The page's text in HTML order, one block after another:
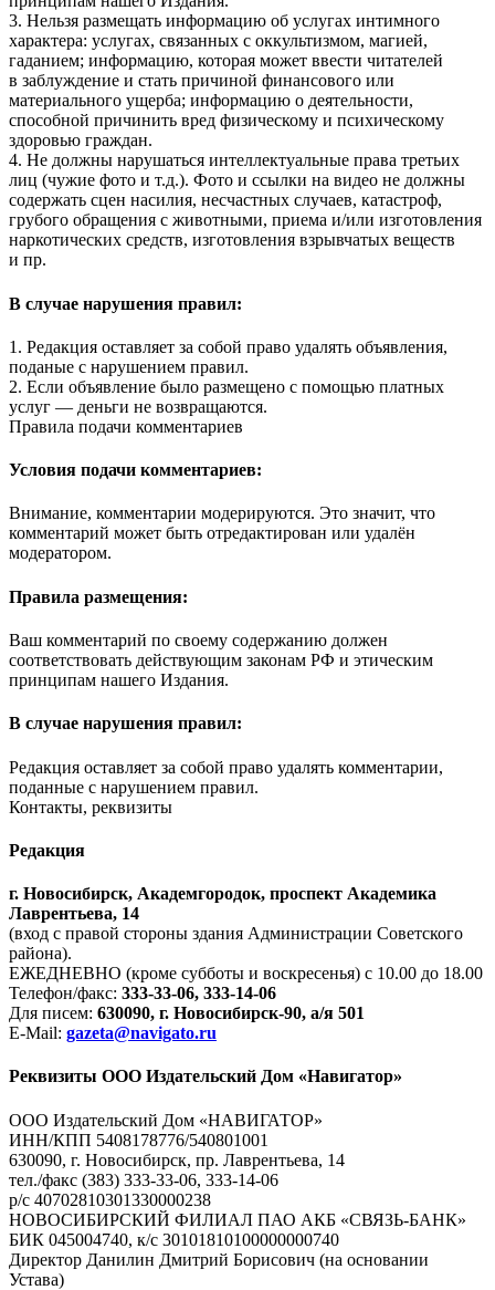
3. Нельзя размещать информацию об услугах интимного
характера: услугах, связанных с оккультизмом, магией,
гаданием; информацию, которая может ввести читателей
в заблуждение и стать причиной финансового или
материального ущерба; информацию о деятельности,
способной причинить вред физическому и психическому
здоровью граждан.
4. Не должны нарушаться интеллектуальные права третьих
лиц (чужие фото и т.д.). Фото и ссылки на видео не должны
содержать сцен насилия, несчастных случаев, катастроф,
грубого обращения с животными, приема и/или изготовления
наркотических средств, изготовления взрывчатых веществ
и пр.
В случае нарушения правил:
1. Редакция оставляет за собой право удалять объявления,
поданые с нарушением правил.
2. Если объявление было размещено с помощью платных
услуг — деньги не возвращаются.
Правила подачи комментариев
Условия подачи комментариев:
Внимание, комментарии модерируются. Это значит, что
комментарий может быть отредактирован или удалён
модератором.
Правила размещения:
Ваш комментарий по своему содержанию должен
соответствовать действующим законам РФ и этическим
принципам нашего Издания.
В случае нарушения правил:
Редакция оставляет за собой право удалять комментарии,
поданные с нарушением правил.
Контакты, реквизиты
Редакция
г. Новосибирск, Академгородок, проспект Академика
Лаврентьева, 14
(вход с правой стороны здания Администрации Советского
района).
ЕЖЕДНЕВНО (кроме субботы и воскресенья) с 10.00 до 18.00
Телефон/факс: 333-33-06, 333-14-06
Для писем: 630090, г. Новосибирск-90, а/я 501
E-Mail: gazeta@navigato.ru
Реквизиты ООО Издательский Дом «Навигатор»
ООО Издательский Дом «НАВИГАТОР»
ИНН/КПП 5408178776/540801001
630090, г. Новосибирск, пр. Лаврентьева, 14
тел./факс (383) 333-33-06, 333-14-06
р/с 40702810301330000238
НОВОСИБИРСКИЙ ФИЛИАЛ ПАО АКБ «СВЯЗЬ-БАНК»
БИК 045004740, к/с 30101810100000000740
Директор Данилин Дмитрий Борисович (на основании
Устава)